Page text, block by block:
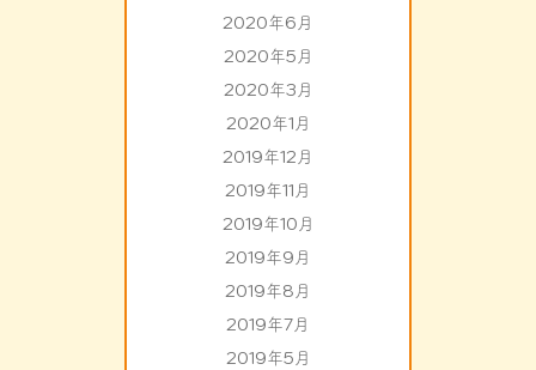
2020年6月
2020年5月
2020年3月
2020年1月
2019年12月
2019年11月
2019年10月
2019年9月
2019年8月
2019年7月
2019年5月